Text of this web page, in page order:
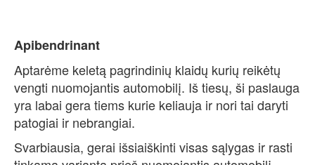
Apibendrinant
Aptarėme keletą pagrindinių klaidų kurių reikėtų
vengti nuomojantis automobilį. Iš tiesų, ši paslauga
yra labai gera tiems kurie keliauja ir nori tai daryti
patogiai ir nebrangiai.
Svarbiausia, gerai išsiaiškinti visas sąlygas ir rasti